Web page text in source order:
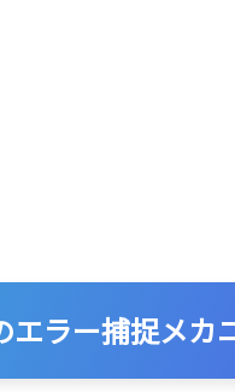
エラー捕捉メカ